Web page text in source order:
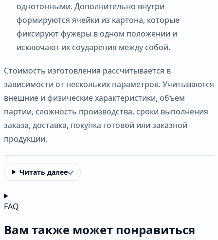
однотонными. Дополнительно внутри
формируются ячейки из картона, которые
фиксируют фужеры в одном положении и
исключают их соударения между собой.
Стоимость изготовления рассчитывается в
зависимости от нескольких параметров. Учитываются
внешние и физические характеристики, объем
партии, сложность производства, сроки выполнения
заказа, доставка, покупка готовой или заказной
продукции.
Читать далее
FAQ
Вам также может понравиться